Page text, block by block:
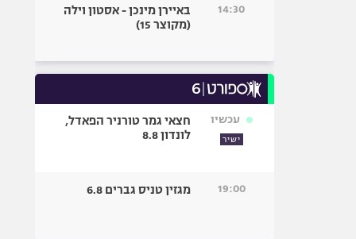
14:30
באיירן מינכן - אסטון וילה
(מקוצר 15)
עכשיו
ישיר
חצאי גמר טורניר הפאדל,
לונדון 8.8
19:00 מגזין טניס גברים 6.8